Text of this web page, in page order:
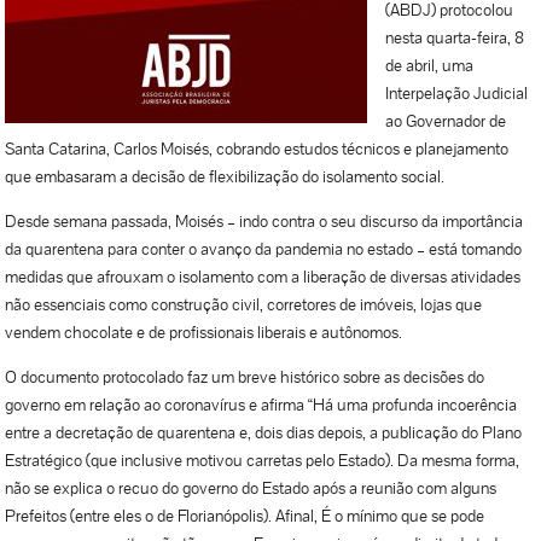
(ABDJ) protocolou
nesta quarta-feira, 8
de abril, uma
Interpelação Judicial
ao Governador de
Santa Catarina, Carlos Moisés, cobrando estudos técnicos e planejamento
que embasaram a decisão de flexibilização do isolamento social.
Desde semana passada, Moisés – indo contra o seu discurso da importância
da quarentena para conter o avanço da pandemia no estado – está tomando
medidas que afrouxam o isolamento com a liberação de diversas atividades
não essenciais como construção civil, corretores de imóveis, lojas que
vendem chocolate e de profissionais liberais e autônomos.
O documento protocolado faz um breve histórico sobre as decisões do
governo em relação ao coronavírus e afirma “Há uma profunda incoerência
entre a decretação de quarentena e, dois dias depois, a publicação do Plano
Estratégico (que inclusive motivou carretas pelo Estado). Da mesma forma,
não se explica o recuo do governo do Estado após a reunião com alguns
Prefeitos (entre eles o de Florianópolis). Afinal, É o mínimo que se pode